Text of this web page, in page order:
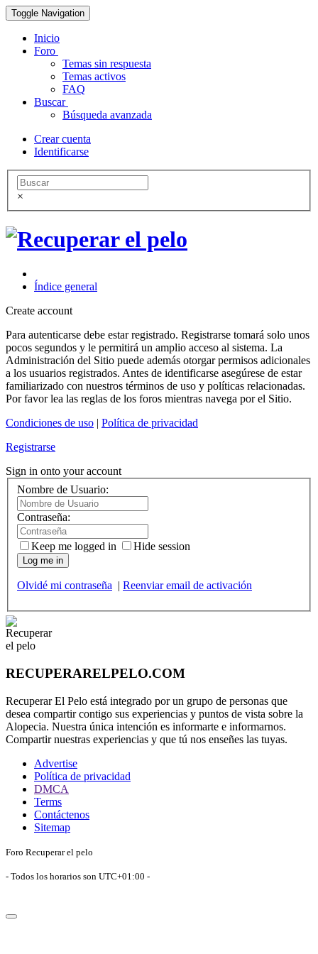
Toggle Navigation
Inicio
Foro
Temas sin respuesta
Temas activos
FAQ
Buscar
Búsqueda avanzada
Crear cuenta
Identificarse
×
Índice general
Create account
Para autenticarse debe estar registrado. Registrarse tomará solo unos
pocos segundos y le permitirá un amplio acceso al sistema. La
Administración del Sitio puede además otorgar permisos adicionales
a los usuarios registrados. Antes de identificarse asegúrese de estar
familiarizado con nuestros términos de uso y políticas relacionadas.
Por favor lea las reglas de los foros mientras navega por el Sitio.
Condiciones de uso
Política de privacidad
Registrarse
Sign in onto your account
Nombre de Usuario:
Contraseña:
Keep me logged in Hide session
Log me in
Olvidé mi contraseña | Reenviar email de activación
RECUPERARELPELO.COM
Recuperar El Pelo está integrado por un grupo de personas que
desea compartir contigo sus experiencias y puntos de vista sobre la
Alopecia. Nuestra única intención es informarte e informarnos.
Compartir nuestras experiencias y que tú nos enseñes las tuyas.
Advertise
Política de privacidad
DMCA
Terms
Contáctenos
Sitemap
Foro Recuperar el pelo
- Todos los horarios son UTC+01:00 -